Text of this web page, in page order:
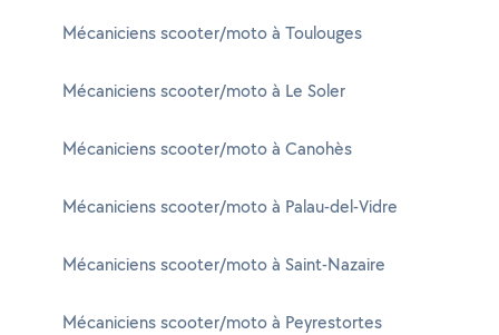
Mécaniciens scooter/moto à Toulouges
Mécaniciens scooter/moto à Le Soler
Mécaniciens scooter/moto à Canohès
Mécaniciens scooter/moto à Palau-del-Vidre
Mécaniciens scooter/moto à Saint-Nazaire
Mécaniciens scooter/moto à Peyrestortes